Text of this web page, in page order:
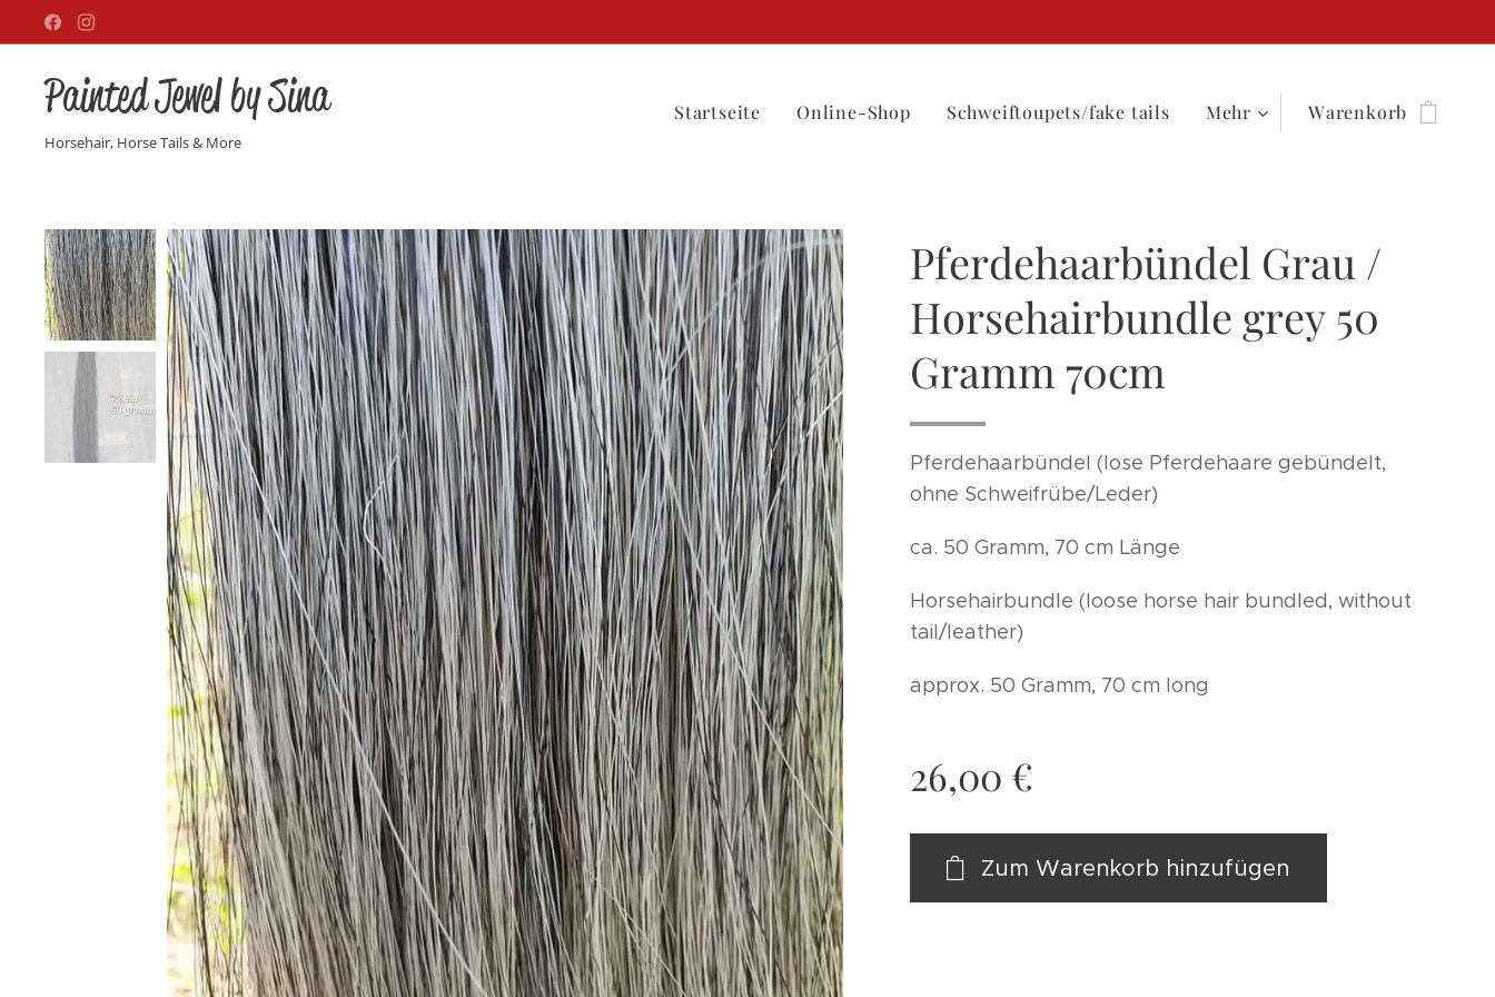
Painted Jewel by Sina
Horsehair, Horse Tails & More
Startseite Online-Shop Schweiftoupets/fake tails Mehr Warenkorb
Pferdehaarbündel Grau /
Horsehairbundle grey 50
Gramm 70cm
Pferdehaarbündel (lose Pferdehaare gebündelt,
ohne Schweifrübe/Leder)
ca. 50 Gramm, 70 cm Länge
Horsehairbundle (loose horse hair bundled, without
tail/leather)
approx. 50 Gramm, 70 cm long
26,00 €
Zum Warenkorb hinzufügen